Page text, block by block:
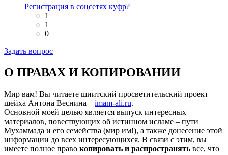
Регистрация в соцсетях куфр?
1
1
0
Задать вопрос
О ПРАВАХ И КОПИРОВАНИИ
Мир вам! Вы читаете шиитский просветительский проект
шейха Антона Веснина – imam-ali.ru.
Основной моей целью является выпуск интересных
материалов, повествующих об истинном исламе – пути
Мухаммада и его семейства (мир им!), а также донесение этой
информации до всех интересующихся. В связи с этим, вы
имеете полное право копировать и распространять все, что